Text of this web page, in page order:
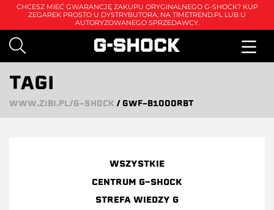
CHCESZ MIEĆ GWARANCJĘ ZAKUPU ORYGINALNEGO G-SHOCK? KUP
ZEGAREK PROSTO U DYSTRYBUTORA, NA TIMETREND.PL LUB U
AUTORYZOWANEGO SPRZEDAWCY.
TAGI
WWW.ZIBI.PL/G-SHOCK / GWF-B1000RBT
WSZYSTKIE
CENTRUM G-SHOCK
STREFA WIEDZY G